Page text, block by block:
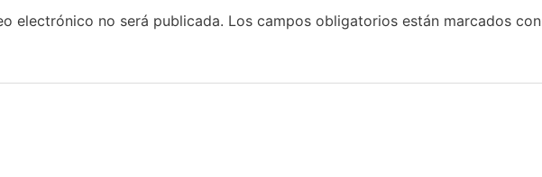
electrónico no será publicada. Los campos obligatorios están marcados con